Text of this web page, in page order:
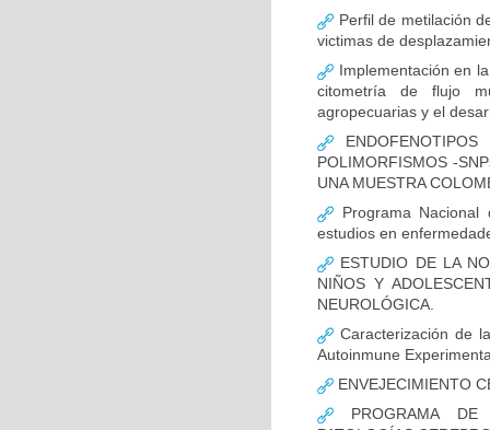
Perfil de metilación
victimas de
Implementación en
citometría de flujo
agropecuarias y el
POLIMORFISMOS -
UNA MUESTRA
Programa Nacional
estudios en
ESTUDIO DE LA
NIÑOS Y
NEUROLÓGICA.
Caracterización de
Autoinmune
ENVEJECIMIENTO
PROGRAMA DE